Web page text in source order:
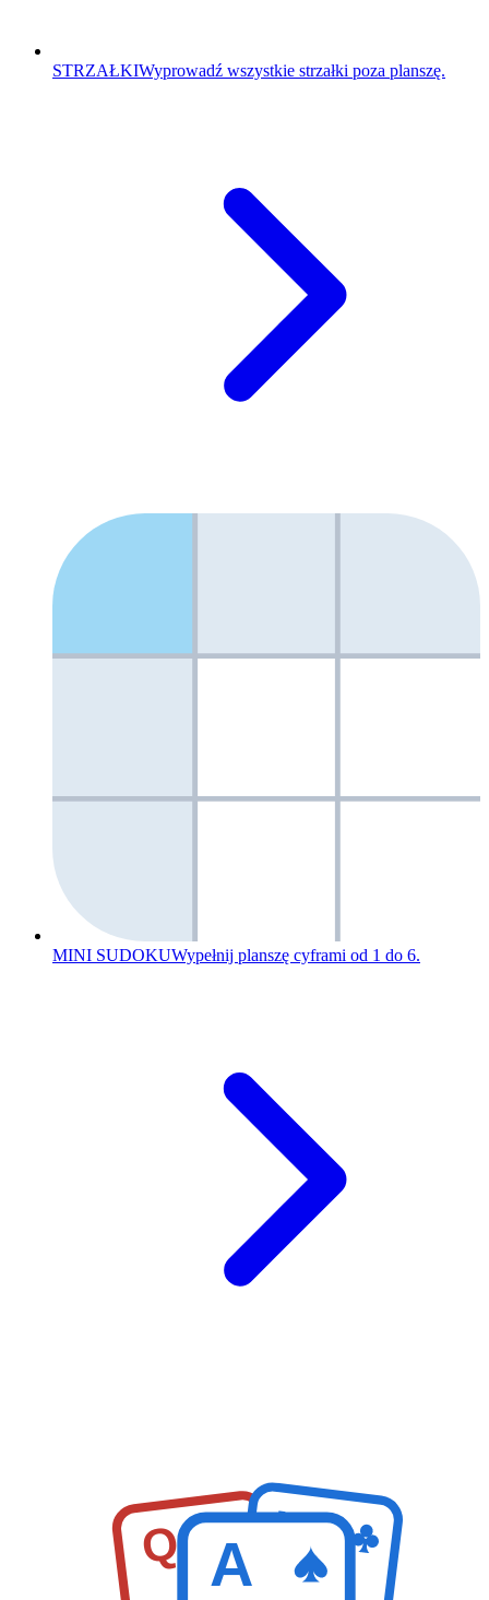
STRZAŁKIWyprowadź wszystkie strzałki poza planszę.
MINI SUDOKUWypełnij planszę cyframi od 1 do 6.
Q K
A